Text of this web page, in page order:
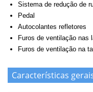
Sistema de redução de
Pedal
Autocolantes refletores
Furos de ventilação nas
Furos de ventilação na
Características